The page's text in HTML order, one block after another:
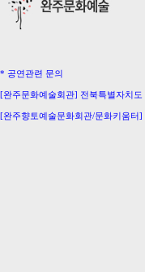
* 공연관련 문의
[완주문화예술회관] 전북특별자치
[완주향토예술문화회관/문화키움터